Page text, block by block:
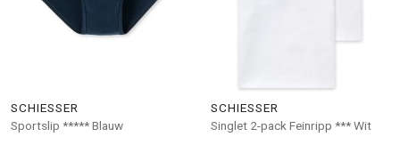
SCHIESSER
Sportslip ***** Blauw
SCHIESSER
Singlet 2-pack Feinripp *** Wit